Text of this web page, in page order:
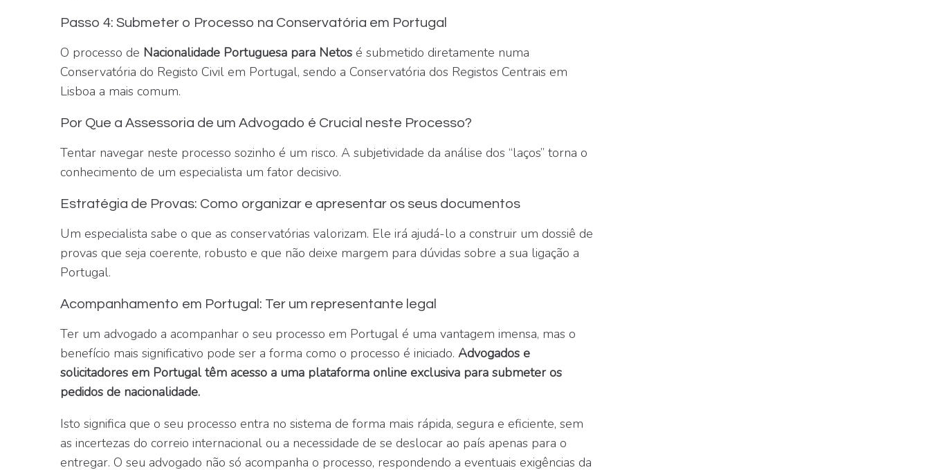
Passo 4: Submeter o Processo na Conservatória em Portugal
O processo de Nacionalidade Portuguesa para Netos é submetido diretamente numa
Conservatória do Registo Civil em Portugal, sendo a Conservatória dos Registos Centrais em
Lisboa a mais comum.
Por Que a Assessoria de um Advogado é Crucial neste Processo?
Tentar navegar neste processo sozinho é um risco. A subjetividade da análise dos “laços” torna o
conhecimento de um especialista um fator decisivo.
Estratégia de Provas: Como organizar e apresentar os seus documentos
Um especialista sabe o que as conservatórias valorizam. Ele irá ajudá-lo a construir um dossiê de
provas que seja coerente, robusto e que não deixe margem para dúvidas sobre a sua ligação a
Portugal.
Acompanhamento em Portugal: Ter um representante legal
Ter um advogado a acompanhar o seu processo em Portugal é uma vantagem imensa, mas o
benefício mais significativo pode ser a forma como o processo é iniciado. Advogados e
solicitadores em Portugal têm acesso a uma plataforma online exclusiva para submeter os
pedidos de nacionalidade.
Isto significa que o seu processo entra no sistema de forma mais rápida, segura e eficiente, sem
as incertezas do correio internacional ou a necessidade de se deslocar ao país apenas para o
entregar. O seu advogado não só acompanha o processo, respondendo a eventuais exigências da